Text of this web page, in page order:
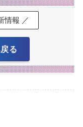
情報 ／
る